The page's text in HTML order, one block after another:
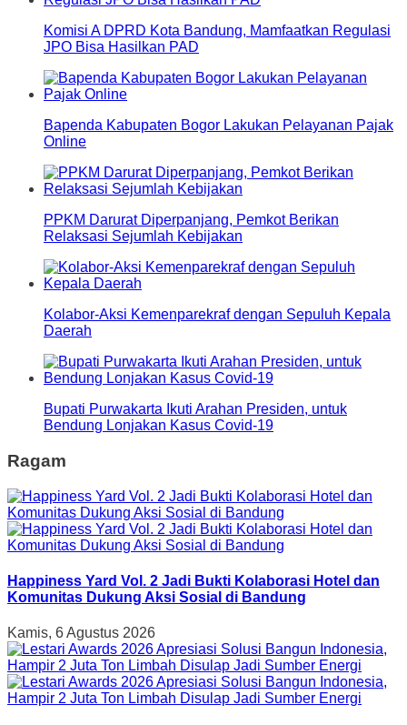
Komisi A DPRD Kota Bandung, Mamfaatkan Regulasi
JPO Bisa Hasilkan PAD
Bapenda Kabupaten Bogor Lakukan Pelayanan Pajak
Online
PPKM Darurat Diperpanjang, Pemkot Berikan
Relaksasi Sejumlah Kebijakan
Kolabor-Aksi Kemenparekraf dengan Sepuluh Kepala
Daerah
Bupati Purwakarta Ikuti Arahan Presiden, untuk
Bendung Lonjakan Kasus Covid-19
Ragam
Happiness Yard Vol. 2 Jadi Bukti Kolaborasi Hotel dan
Komunitas Dukung Aksi Sosial di Bandung
Kamis, 6 Agustus 2026